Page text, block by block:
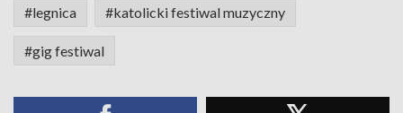
#legnica #katolicki festiwal muzyczny
#gig festiwal